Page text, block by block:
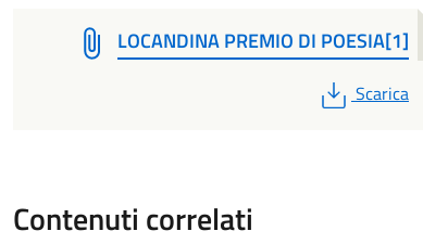
LOCANDINA PREMIO DI POESIA[1]
PDF
Scarica
Contenuti correlati